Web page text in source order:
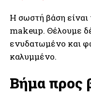
Η σωστή βάση
makeup. Θέλουμε
ενυδατωμένο και
καλυμμένο.
Βήμα προς